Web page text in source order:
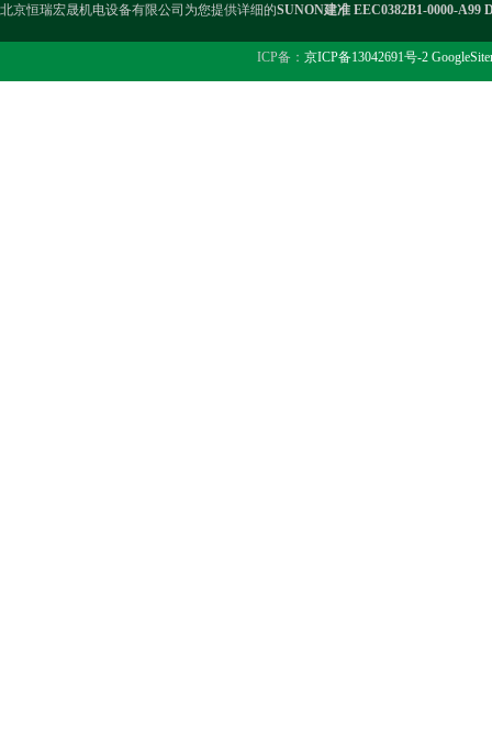
北京恒瑞宏晟机电设备有限公司为您提供详细的SUNON建准 EEC0382B1-0000-A99
ICP备： 京ICP备13042691号-2